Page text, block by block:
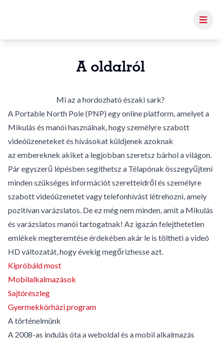
A oldalról
Mi az a hordozható északi sark?
A Portable North Pole (PNP) egy online platform, amelyet a
Mikulás és manói használnak, hogy személyre szabott
videóüzeneteket és hívásokat küldjenek azoknak
az embereknek akiket a legjobban szeretsz bárhol a világon.
Pár egyszerű lépésben segíthetsz a Télapónak összegyűjteni
minden szükséges információt szeretteidről és személyre
szabott videóüzenetet vagy telefonhívást létrehozni, amely
pozitívan varázslatos. De ez még nem minden, amit a Mikulás
és varázslatos manói tartogatnak! Az igazán felejthetetlen
emlékek megteremtése érdekében akár le is töltheti a videó
HD változatát, hogy évekig megőrizhesse azt.
Kipróbáld most
Mobilalkalmazások
Sajtórészleg
Gyermekkórházi program
A történelmünk
A 2008-as indulás óta a weboldal és a mobil alkalmazás